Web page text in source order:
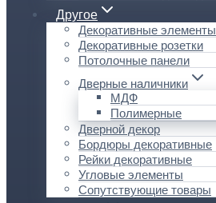
Другое
Декоративные элементы
Декоративные розетки
Потолочные панели
Дверные наличники
МДФ
Полимерные
Дверной декор
Бордюры декоративные
Рейки декоративные
Угловые элементы
Сопутствующие товары